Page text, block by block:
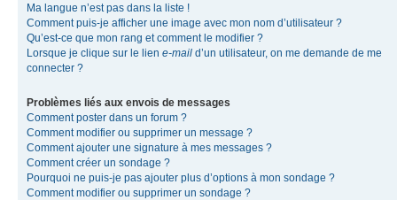
Ma langue n’est pas dans la liste !
Comment puis-je afficher une image avec mon nom d’utilisateur ?
Qu’est-ce que mon rang et comment le modifier ?
Lorsque je clique sur le lien e-mail d’un utilisateur, on me demande de me
connecter ?
Problèmes liés aux envois de messages
Comment poster dans un forum ?
Comment modifier ou supprimer un message ?
Comment ajouter une signature à mes messages ?
Comment créer un sondage ?
Pourquoi ne puis-je pas ajouter plus d’options à mon sondage ?
Comment modifier ou supprimer un sondage ?